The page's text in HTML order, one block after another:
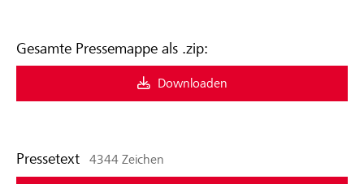
Gesamte Pressemappe als .zip:
Downloaden
Pressetext 4344 Zeichen